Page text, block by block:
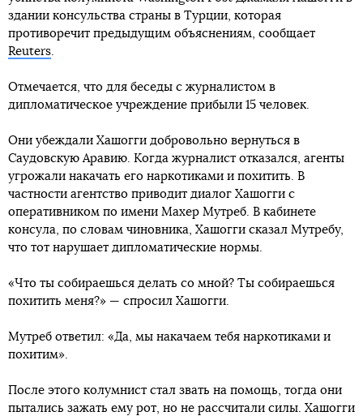
здании консульства страны в Турции, которая
противоречит предыдущим объяснениям, сообщает
Reuters
Отмечается, что для беседы с журналистом в
дипломатическое учреждение прибыли 15 человек.
Они убеждали Хашогги добровольно вернуться в
Саудовскую Аравию. Когда журналист отказался, агенты
угрожали накачать его наркотиками и похитить. В
частности агентство приводит диалог Хашогги с
оперативником по имени Махер Мутреб. В кабинете
консула, по словам чиновника, Хашогги сказал Мутребу,
что тот нарушает дипломатические нормы.
«Что ты собираешься делать со мной? Ты собираешься
похитить меня?» — спросил Хашогги.
Мутреб ответил: «Да, мы накачаем тебя наркотиками и
похитим».
После этого колумнист стал звать на помощь, тогда они
пытались зажать ему рот, но не рассчитали силы. Хашогги